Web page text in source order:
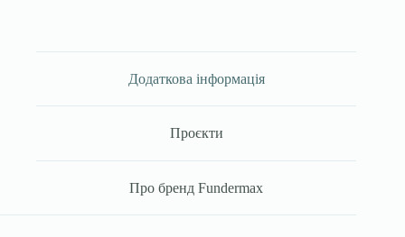
Додаткова інформація
Проєкти
Про бренд Fundermax